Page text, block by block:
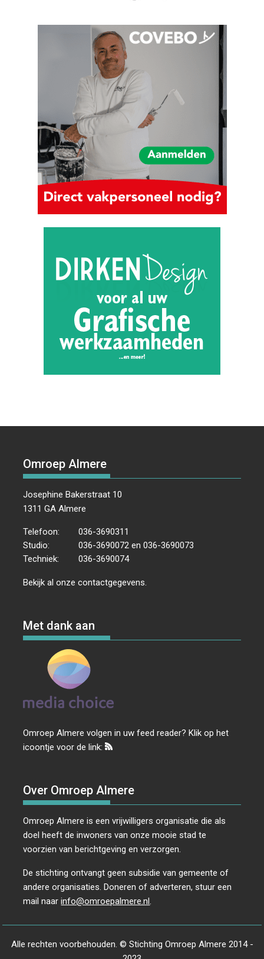
Omroep Almere
Josephine Bakerstraat 10
1311 GA Almere
Telefoon:
036-3690311
Studio:
036-3690072 en 036-3690073
Techniek:
036-3690074
Bekijk al onzecontactgegevens
Met dank aan
Omroep Almere volgen in uw feed reader? Klik op het
icoontje voor de link:
Over Omroep Almere
Omroep Almere is een vrijwilligers organisatie die als
doel heeft de inwoners van onze mooie stad te
voorzien van berichtgeving en verzorgen.
De stichting ontvangt geen subsidie van gemeente of
andere organisaties. Doneren of adverteren, stuur een
mail naarinfo@omroepalmere.nl.
Alle rechten voorbehouden. © Stichting Omroep Almere 2014 -